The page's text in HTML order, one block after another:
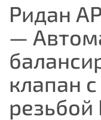
Ридан
—
клапан